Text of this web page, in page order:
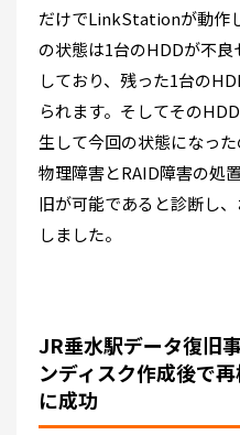
だけでLinkStationが動作
の状態は1台のHDDが不
しており、残った1台の
られます。そしてその
生して今回の状態になっ
物理障害とRAID障害の処
旧が可能であると診断し
しました。
JR垂水駅データ復旧
ンディスク作成後で
に成功